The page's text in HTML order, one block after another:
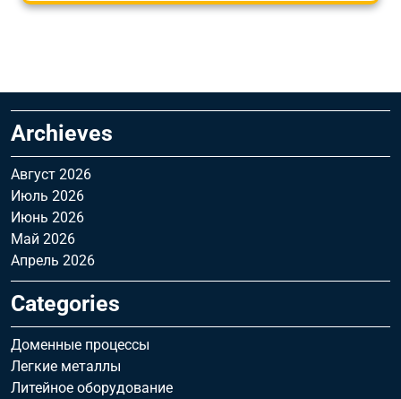
Archieves
Август 2026
Июль 2026
Июнь 2026
Май 2026
Апрель 2026
Categories
Доменные процессы
Легкие металлы
Литейное оборудование